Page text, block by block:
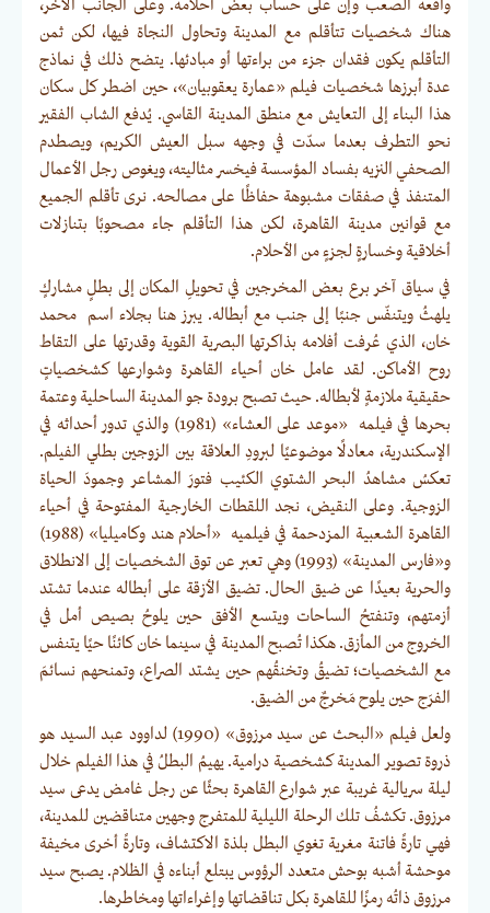
واقعه الصعب وإن على حساب بعض أحلامه. وعلى الجانب الآخر،
هناك شخصيات تتأقلم مع المدينة وتحاول النجاة فيها، لكن ثمن
التأقلم يكون فقدان جزء من براءتها أو مبادئها. يتضح ذلك في نماذج
عدة أبرزها شخصيات فيلم «عمارة يعقوبيان»، حين اضطر كل سكان
هذا البناء إلى التعايش مع منطق المدينة القاسي. يُدفع الشاب الفقير
نحو التطرف بعدما سدّت في وجهه سبل العيش الكريم، ويصطدم
الصحفي النزيه بفساد المؤسسة فيخسر مثاليته، ويغوص رجل الأعمال
المتنفذ في صفقات مشبوهة حفاظًا على مصالحه. نرى تأقلم الجميع
مع قوانين مدينة القاهرة، لكن هذا التأقلم جاء مصحوبًا بتنازلات
أخلاقية وخسارةٍ لجزءٍ من الأحلام.
في سياق آخر برع بعض المخرجين في تحويلِ المكان إلى بطلٍ مشاركٍ
يلهثُ ويتنفّس جنبًا إلى جنب مع أبطاله. يبرز هنا بجلاء اسم محمد
خان، الذي عُرفت أفلامه بذاكرتها البصرية القوية وقدرتها على التقاط
روح الأماكن. لقد عامل خان أحياء القاهرة وشوارعها كشخصياتٍ
حقيقية ملازمةٍ لأبطاله. حيث تصبح برودة جو المدينة الساحلية وعتمة
بحرها في فيلمه «موعد على العشاء» (1981) والذي تدور أحداثه في
الإسكندرية، معادلًا موضوعيًا لبرودِ العلاقة بين الزوجين بطلي الفيلم.
تعكسُ مشاهدُ البحر الشتوي الكئيب فتورَ المشاعر وجمودَ الحياة
الزوجية. وعلى النقيض، نجد اللقطات الخارجية المفتوحة في أحياء
القاهرة الشعبية المزدحمة في فيلميه «أحلام هند وكاميليا» (1988)
و«فارس المدينة» (1993) وهي تعبر عن توق الشخصيات إلى الانطلاق
والحرية بعيدًا عن ضيق الحال. تضيق الأزقة على أبطاله عندما تشتد
أزمتهم، وتنفتحُ الساحات ويتسع الأفق حين يلوحُ بصيص أمل في
الخروج من المأزق. هكذا تُصبح المدينة في سينما خان كائنًا حيًا يتنفس
مع الشخصيات؛ تضيقُ وتخنقُهم حين يشتد الصراع، وتمنحهم نسائمَ
الفرَج حين يلوح مَخرجٌ من الضيق.
ولعل فيلم «البحث عن سيد مرزوق» (1990) لداوود عبد السيد هو
ذروة تصوير المدينة كشخصية درامية. يهيمُ البطلُ في هذا الفيلم خلال
ليلة سريالية غريبة عبر شوارع القاهرة بحثًا عن رجل غامض يدعى سيد
مرزوق. تكشفُ تلك الرحلة الليلية للمتفرج وجهين متناقضين للمدينة،
فهي تارةً فاتنة مغرية تغوي البطل بلذة الاكتشاف، وتارةً أخرى مخيفة
موحشة أشبه بوحش متعدد الرؤوس يبتلع أبناءه في الظلام. يصبح سيد
مرزوق ذاتُه رمزًا للقاهرة بكل تناقضاتها وإغراءاتها ومخاطرها.